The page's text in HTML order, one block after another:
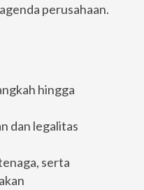
perusahaan.
hingga
dan legalitas
serta